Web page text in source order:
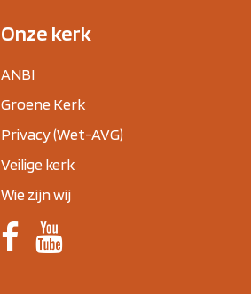
Onze kerk
ANBI
Groene Kerk
Privacy (Wet-AVG)
Veilige kerk
Wie zijn wij